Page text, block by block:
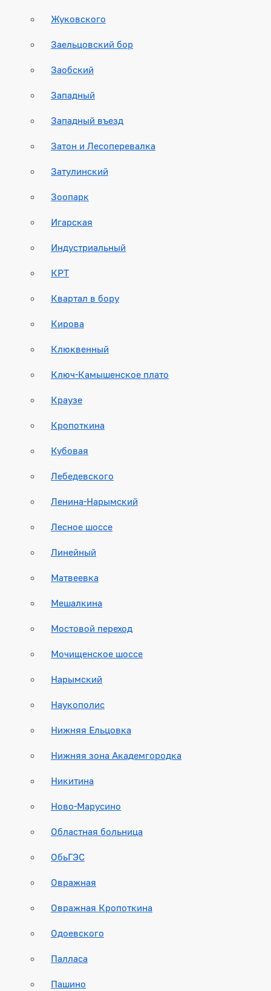
Жуковского
Заельцовский бор
Заобский
Западный
Западный въезд
Затон и Лесоперевалка
Затулинский
Зоопарк
Игарская
Индустриальный
КРТ
Квартал в бору
Кирова
Клюквенный
Ключ-Камышенское плато
Краузе
Кропоткина
Кубовая
Лебедевского
Ленина-Нарымский
Лесное шоссе
Линейный
Матвеевка
Мешалкина
Мостовой переход
Мочищенское шоссе
Нарымский
Наукополис
Нижняя Ельцовка
Нижняя зона Академгородка
Никитина
Ново-Марусино
Областная больница
ОбьГЭС
Овражная
Овражная Кропоткина
Одоевского
Палласа
Пашино